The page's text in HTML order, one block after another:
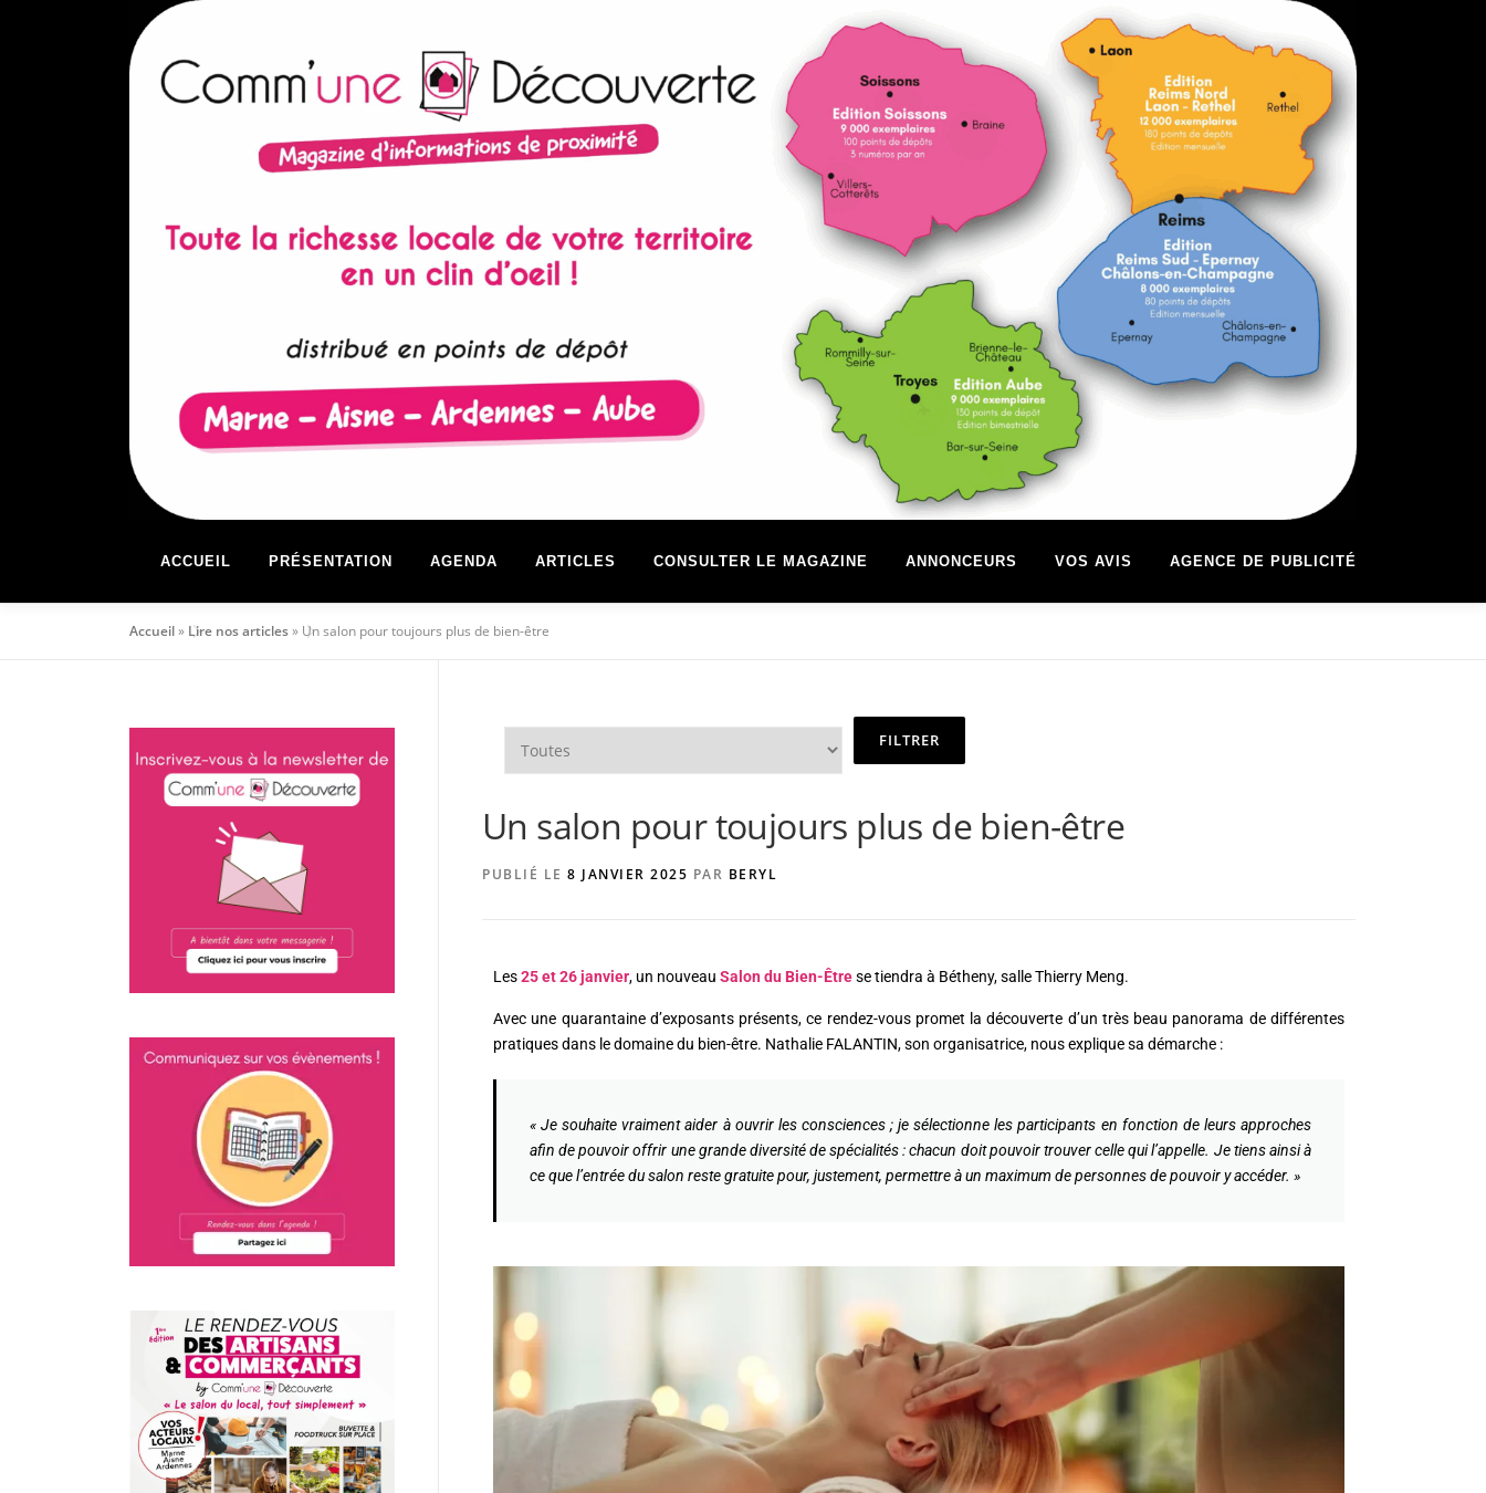
ACCUEIL PRÉSENTATION AGENDA ARTICLES CONSULTER LE MAGAZINE ANNONCEURS VOS AVIS AGENCE DE PUBLICITÉ
Accueil» Lire nos articles» Un salon pour toujours plus de bien-être
Un salon pour toujours plus de bien-être
PUBLIÉ LE 8 JANVIER 2025 PAR BERYL
Les25 et 26 janvier, un nouveau Salon du Bien-Êtrese tiendra à Bétheny, salle Thierry Meng.
Avec une quarantaine d’exposants présents, ce rendez-vous promet la découverte d’un très beau panorama de différentes
pratiques dans le domaine du bien-être. Nathalie FALANTIN, son organisatrice, nous explique sa démarche :
« Je souhaite vraiment aider à ouvrir les consciences ; je sélectionne les participants en fonction de leurs approches
afin de pouvoir offrir une grande diversité de spécialités : chacun doit pouvoir trouver celle qui l’appelle. Je tiens ainsi à
ce que l’entrée du salon reste gratuite pour, justement, permettre à un maximum de personnes de pouvoir y accéder. »